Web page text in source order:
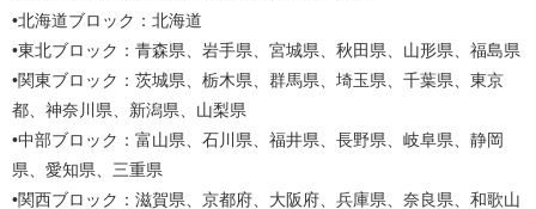
•北海道ブロック：北海道
•東北ブロック：青森県、岩手県、宮城県、秋田県、山形県、福島県
•関東ブロック：茨城県、栃木県、群馬県、埼玉県、千葉県、東京
都、神奈川県、新潟県、山梨県
•中部ブロック：富山県、石川県、福井県、長野県、岐阜県、静岡
県、愛知県、三重県
•関西ブロック：滋賀県、京都府、大阪府、兵庫県、奈良県、和歌山